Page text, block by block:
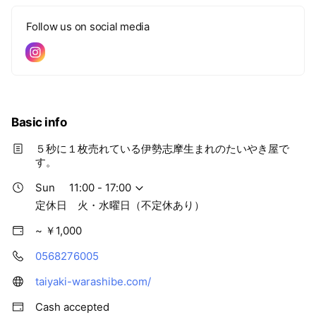
Follow us on social media
Basic info
５秒に１枚売れている伊勢志摩生まれのたいやき屋で
す。
Sun
11:00 - 17:00
定休日 火・水曜日（不定休あり）
~ ￥1,000
0568276005
taiyaki-warashibe.com/
Cash accepted